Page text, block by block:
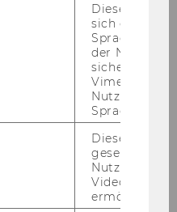
Dieses
sich die
der
Vimeo in der
Nutzer
Sprache
Dieser
gesetzt, um
Nutzung des
Videoplayers
ermöglichen